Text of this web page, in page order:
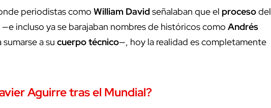
periodistas como William Davidseñalaban que el procesodel
incluso ya se barajaban nombres de históricos como Andrés
a su cuerpo técnico—, hoy la realidad es completamente
Aguirre tras el Mundial?